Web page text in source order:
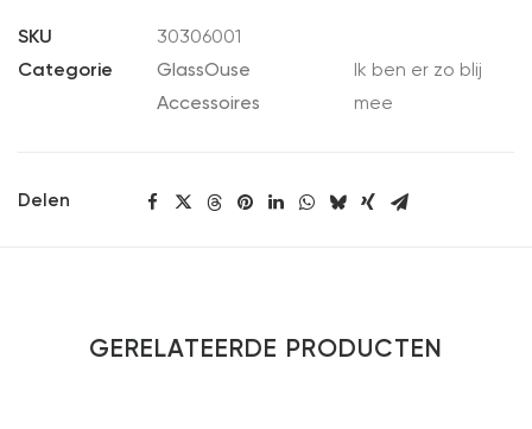
Splitter
SKU
30306001
Categorie
GlassOuse
Accessoires
Ik ben er zo blij
mee
Delen
GERELATEERDE PRODUCTEN